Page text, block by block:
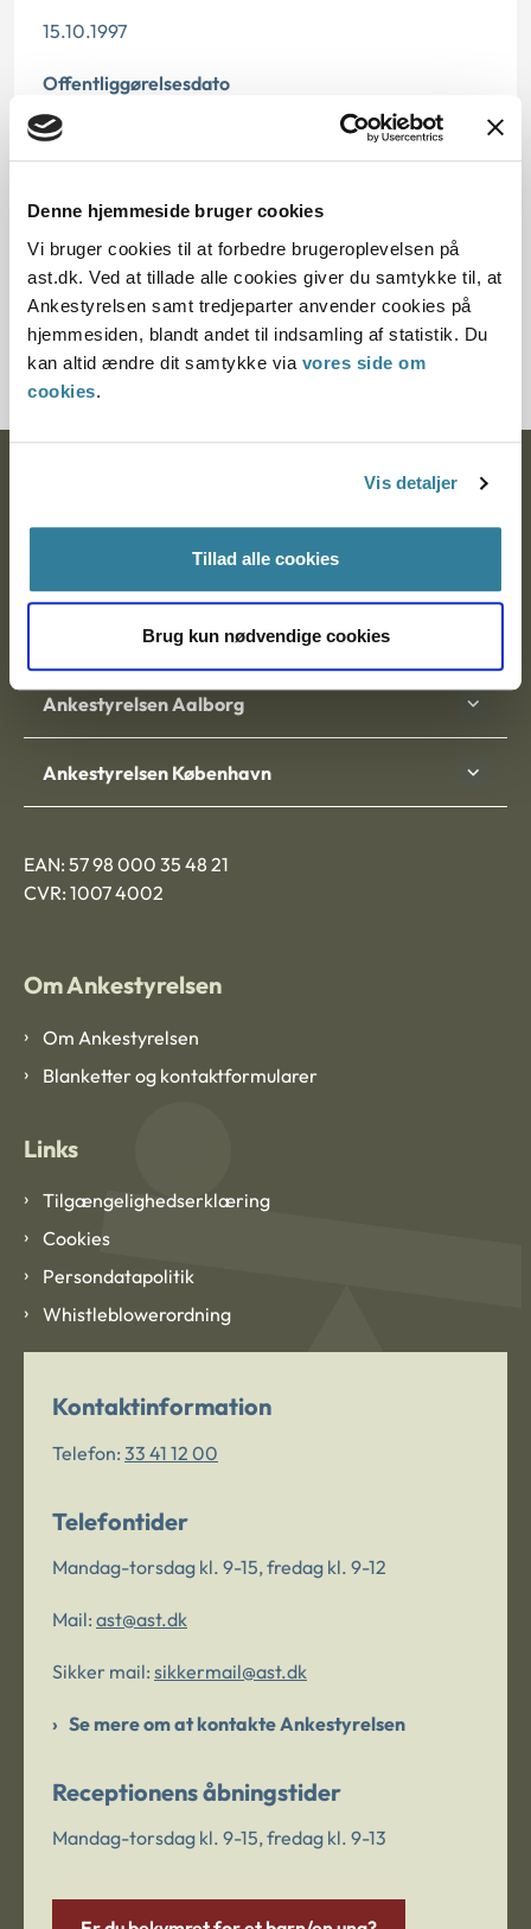
Denne hjemmeside bruger cookies
Vi bruger cookies til at forbedre brugeroplevelsen på
ast.dk. Ved at tillade alle cookies giver du samtykke til, at
Ankestyrelsen samt tredjeparter anvender cookies på
hjemmesiden, blandt andet til indsamling af statistik. Du
kan altid ændre dit samtykke via vores side om
cookies.
Vis detaljer
Tillad alle cookies
Brug kun nødvendige cookies
15.10.1997
Offentliggørelsesdato
12.07.2013
§ 112 § 58 § 1 § 58
200751-96
Postadresse:
9000 Aalborg
Ankestyrelsen Aalborg
Ankestyrelsen København
EAN: 57 98 000 35 48 21
CVR: 1007 4002
Om Ankestyrelsen
Om Ankestyrelsen
Blanketter og kontaktformularer
Links
Tilgængelighedserklæring
Cookies
Persondatapolitik
Whistleblowerordning
Kontaktinformation
Telefon: 33 41 12 00
Telefontider
Mandag-torsdag kl. 9-15, fredag kl. 9-12
Mail: ast@ast.dk
Sikker mail: sikkermail@ast.dk
Se mere om at kontakte Ankestyrelsen
Receptionens åbningstider
Mandag-torsdag kl. 9-15, fredag kl. 9-13